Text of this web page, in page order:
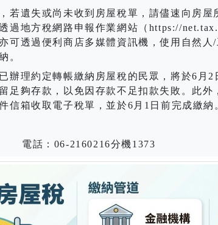
若遺失或尚未收到房屋稅單，請儘速向房屋
過地方稅網路申報作業網站（ https://
可透過便利商店多媒體資訊機，使用自然人/
。
辦理約定轉帳繳納房屋稅的民眾，將於6 月 2
足夠存款，以免因存款不足扣款失敗。此外
信箱收取電子稅單，並於6 月 1 日前完成繳納
電話： 06-2160216分機1373